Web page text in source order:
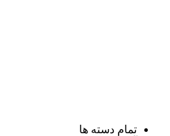
تمام دسته ها